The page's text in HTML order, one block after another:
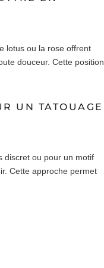
lotus ou la rose offrent
douceur. Cette position
UN TATOUAGE
discret ou pour un motif
Cette approche permet